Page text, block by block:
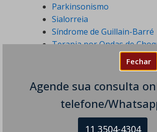
Fechar
Agende sua consulta
telefone/
11 3504-4304
Parkinsonismo
Sialorreia
Síndrome de Guillain-Barré
Terapia por Ondas de
Toxina Botulínica
Transtornos do Humor
Tratamentos em
Tremores